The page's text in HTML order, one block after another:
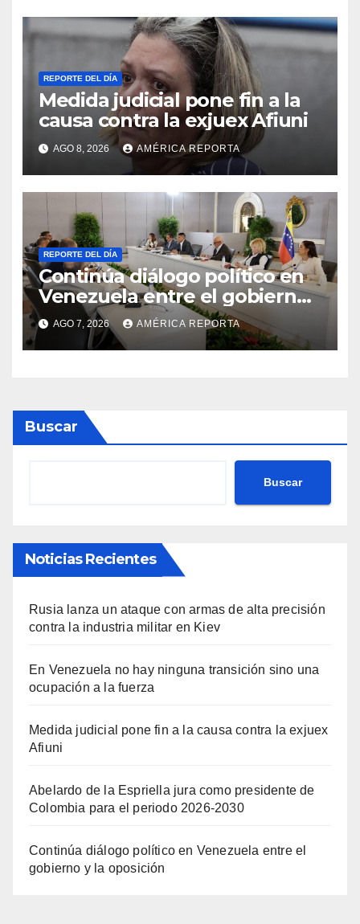
REPORTE DEL DÍA
Medida judicial pone fin a la
causa contra la exjuex Afiuni
AGO 8, 2026 AMÉRICA REPORTA
REPORTE DEL DÍA
Continúa diálogo político en
Venezuela entre el gobierno
y la oposición
AGO 7, 2026 AMÉRICA REPORTA
Buscar
Buscar
Noticias Recientes
Rusia lanza un ataque con armas de alta precisión
contra la industria militar en Kiev
En Venezuela no hay ninguna transición sino una
ocupación a la fuerza
Medida judicial pone fin a la causa contra la exjuex
Afiuni
Abelardo de la Espriella jura como presidente de
Colombia para el periodo 2026-2030
Continúa diálogo político en Venezuela entre el
gobierno y la oposición